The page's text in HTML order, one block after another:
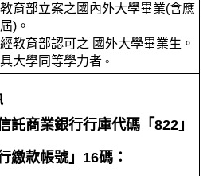
教育部立案之國內外大學畢業(含應
屆) 。
經教育部認可之 國外大學畢業生。
具大學同等學力者 。
託商業銀行行庫代碼「822」
繳款帳號」16碼：